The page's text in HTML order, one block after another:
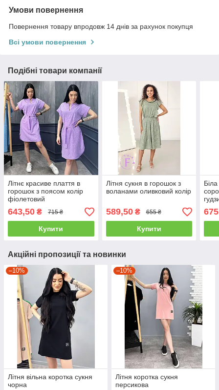
Умови повернення
Повернення товару впродовж 14 днів за рахунок покупця
Всі умови повернення
Подібні товари компанії
Літнє красиве плаття в
горошок з поясом колір
фіолетовий
643,50 ₴ 715 ₴
Купити
Літня сукня в горошок з
воланами оливковий колір
589,50₴ 655 ₴
Купити
675
Акційні пропозиції та новинки
–10%
Літня вільна коротка сукня
чорна
–10%
Літня коротка сукня
персикова